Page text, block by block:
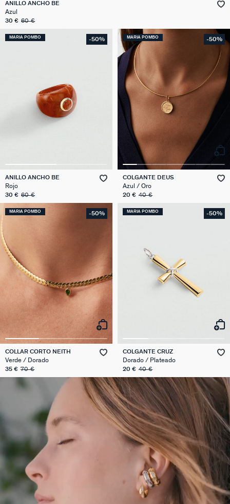
ANILLO ANCHO BE
Azul
30 € 60 €
MARIA POMBO -50%
ANILLO ANCHO BE
Rojo
30 € 60 €
MARIA POMBO -50%
COLGANTE DEUS
Azul / Oro
20 € 40 €
MARIA POMBO -50%
COLLAR CORTO NEITH
Verde / Dorado
35 € 70 €
MARIA POMBO -50%
COLGANTE CRUZ
Dorado / Plateado
20 € 40 €